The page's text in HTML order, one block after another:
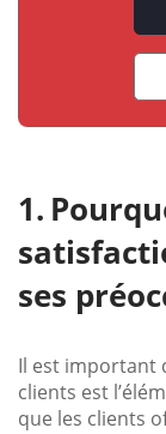
ses
Il est important
clients est
que les clients